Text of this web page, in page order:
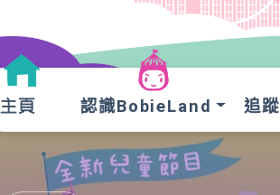
主頁 認識BobieLand 追